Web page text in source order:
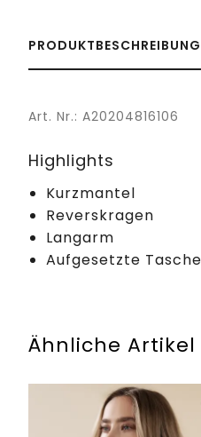
PRODUKTBESCHREIBUNG
Art. Nr.: A20204816106
Highlights
Kurzmantel
Reverskragen
Langarm
Aufgesetzte
Ähnliche Artikel